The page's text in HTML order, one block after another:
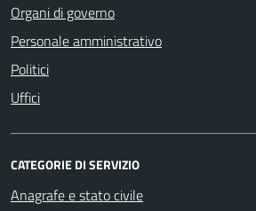
Organi di governo
Personale amministrativo
Politici
Uffici
CATEGORIE DI SERVIZIO
Anagrafe e stato civile